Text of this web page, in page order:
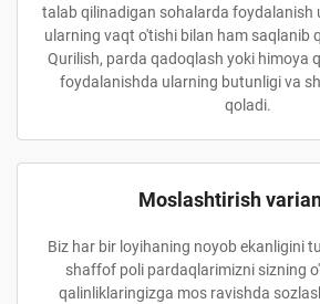
talab qilinadigan sohalarda foydalanish
ularning vaqt o'tishi bilan ham saqlanib
Qurilish, parda qadoqlash yoki himoya
foydalanishda ularning butunligi va
qoladi.
Moslashtirish
Biz har bir loyihaning noyob ekanligini
shaffof poli pardaqlarimizni sizning
qalinliklaringizga mos ravishda